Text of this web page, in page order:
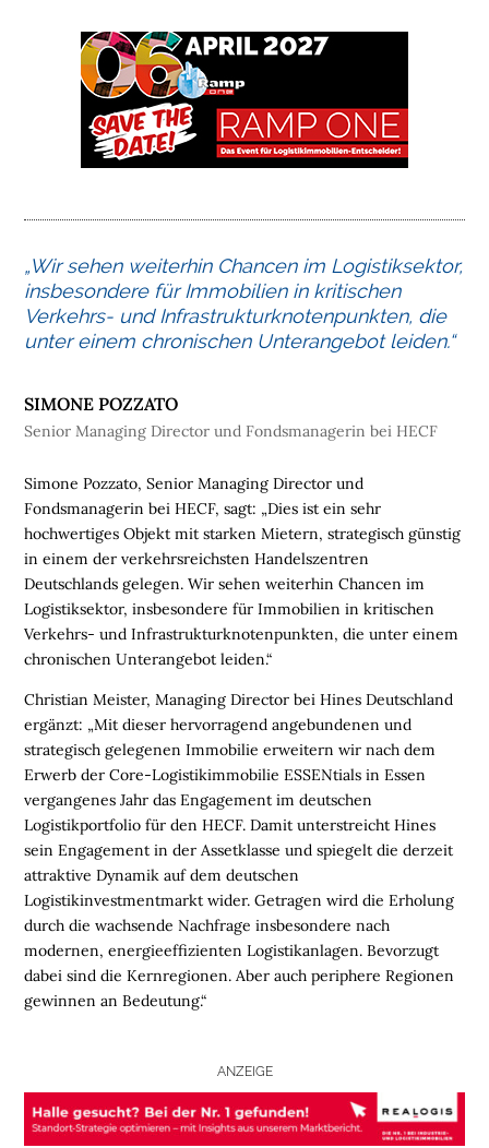
H
O
M
E
I
S
T
I
M
O
B
I
L
I
E
N
O
G
I
S
T
I
K
R
E
G
I
O
N
R
Simone Pozzato, Senior Managing Director und
Fondsmanagerin bei HECF, sagt: „Dies ist ein sehr
hochwertiges Objekt mit starken Mietern, strategisch günstig
in einem der verkehrsreichsten Handelszentren
Deutschlands gelegen. Wir sehen weiterhin Chancen im
Logistiksektor, insbesondere für Immobilien in kritischen
Verkehrs- und Infrastrukturknotenpunkten, die unter einem
chronischen Unterangebot leiden.“
Christian Meister, Managing Director bei Hines Deutschland
ergänzt: „Mit dieser hervorragend angebundenen und
strategisch gelegenen Immobilie erweitern wir nach dem
Erwerb der Core-Logistikimmobilie ESSENtials in Essen
vergangenes Jahr das Engagement im deutschen
Logistikportfolio für den HECF. Damit unterstreicht Hines
sein Engagement in der Assetklasse und spiegelt die derzeit
attraktive Dynamik auf dem deutschen
Logistikinvestmentmarkt wider. Getragen wird die Erholung
durch die wachsende Nachfrage insbesondere nach
modernen, energieeffizienten Logistikanlagen. Bevorzugt
dabei sind die Kernregionen. Aber auch periphere Regionen
gewinnen an Bedeutung.“
„Wir sehen weiterhin Chancen im Logistiksektor,
insbesondere für Immobilien in kritischen
Verkehrs- und Infrastrukturknotenpunkten, die
unter einem chronischen Unterangebot leiden.“
SIMONE POZZATO
Senior Managing Director und Fondsmanagerin bei HECF
ANZEIGE